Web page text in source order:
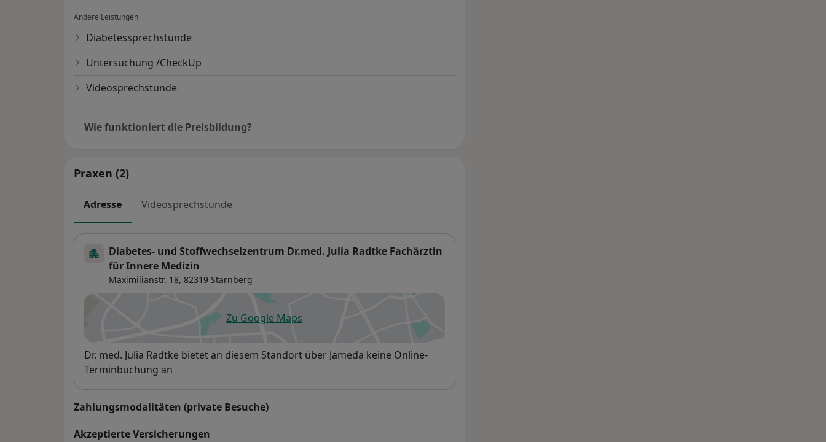
Andere Leistungen
Diabetessprechstunde
Untersuchung /CheckUp
Videosprechstunde
Wie funktioniert die Preisbildung?
Praxen (2)
Adresse Videosprechstunde
Diabetes- und Stoffwechselzentrum Dr.med. Julia Radtke Fachärztin
für Innere Medizin
Maximilianstr. 18, 82319 Starnberg
Zu Google Mapsöffnet in einer neuen Registerkarte
Verfügbarkeit
Dr. med. Julia Radtke bietet an diesem Standort über Jameda keine Online-
Terminbuchung an
Zahlungsmodalitäten (private Besuche)
Akzeptierte Versicherungen